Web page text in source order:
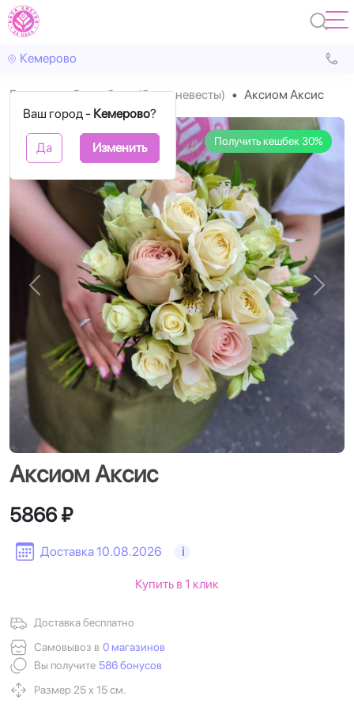
Кемерово
Ваш город - Кемерово?
Да Изменить
Главная Свадебные (букет невесты) Аксиом Аксис
Получить кешбек 30%
Назад
Аксиом Аксис
Доставка 10.08.2026 i
5866 ₽
Доставка бесплатно
Самовывоз в 0 магазинов
Вы получите 586 бонусов
Размер 25 х 15 см.
Купить в 1 клик